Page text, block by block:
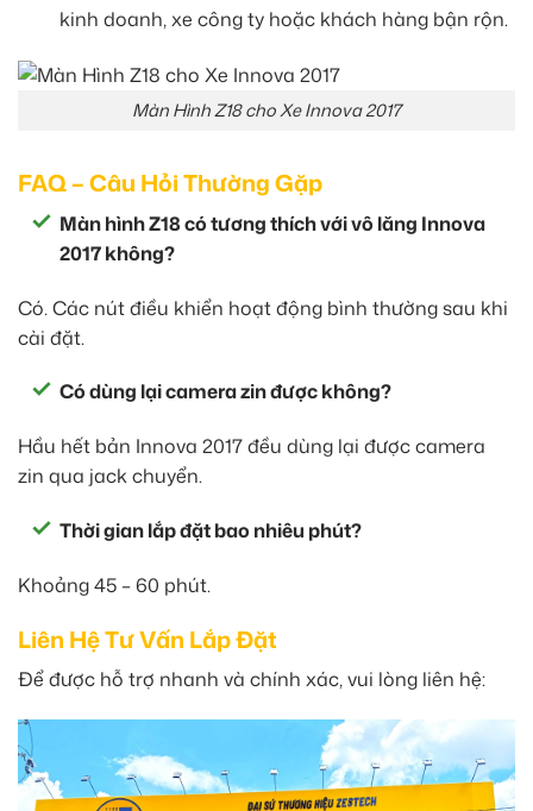
kinh doanh, xe công ty hoặc khách hàng bận rộn.
Màn Hình Z18 cho Xe Innova 2017
FAQ – Câu Hỏi Thường Gặp
Màn hình Z18 có tương thích với vô lăng Innova
2017 không?
Có. Các nút điều khiển hoạt động bình thường sau khi
cài đặt.
Có dùng lại camera zin được không?
Hầu hết bản Innova 2017 đều dùng lại được camera
zin qua jack chuyển.
Thời gian lắp đặt bao nhiêu phút?
Khoảng 45 – 60 phút.
Liên Hệ Tư Vấn Lắp Đặt
Để được hỗ trợ nhanh và chính xác, vui lòng liên hệ: